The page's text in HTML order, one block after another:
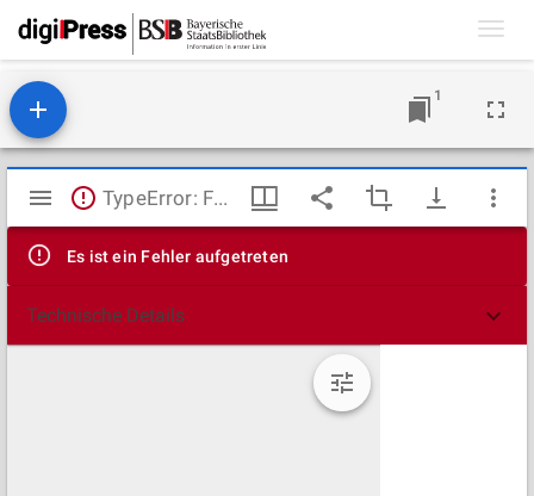
1
Mirador
Viewer
TypeError: Failed to fetch
Es ist ein Fehler aufgetreten
Technische Details